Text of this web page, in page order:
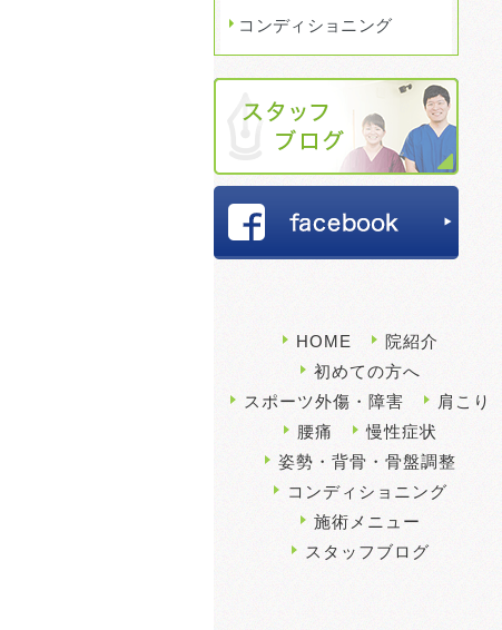
コンディショニング
HOME
院紹介
初めての方へ
スポーツ外傷・障害
肩こり
腰痛
慢性症状
姿勢・背骨・骨盤調整
コンディショニング
施術メニュー
スタッフブログ